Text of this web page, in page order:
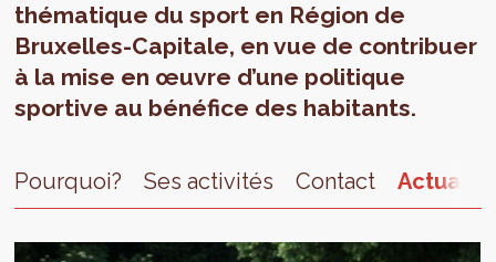
thématique du sport en Région de
Bruxelles-Capitale, en vue de contribuer
à la mise en œuvre d’une politique
sportive au bénéfice des habitants.
Pourquoi? Ses activités Contact